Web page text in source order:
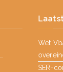
Wet
SER-